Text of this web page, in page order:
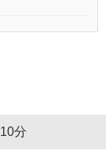
分